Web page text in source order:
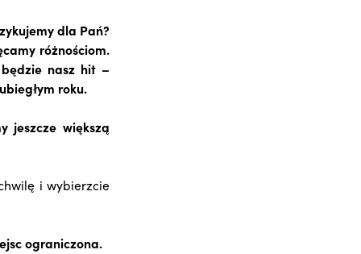
dla Pań?
różnościom.
nasz hit –
roku.
jeszcze większą
i wybierzcie
ograniczona.